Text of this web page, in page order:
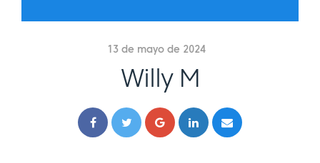
13 de mayo de 2024
Willy M